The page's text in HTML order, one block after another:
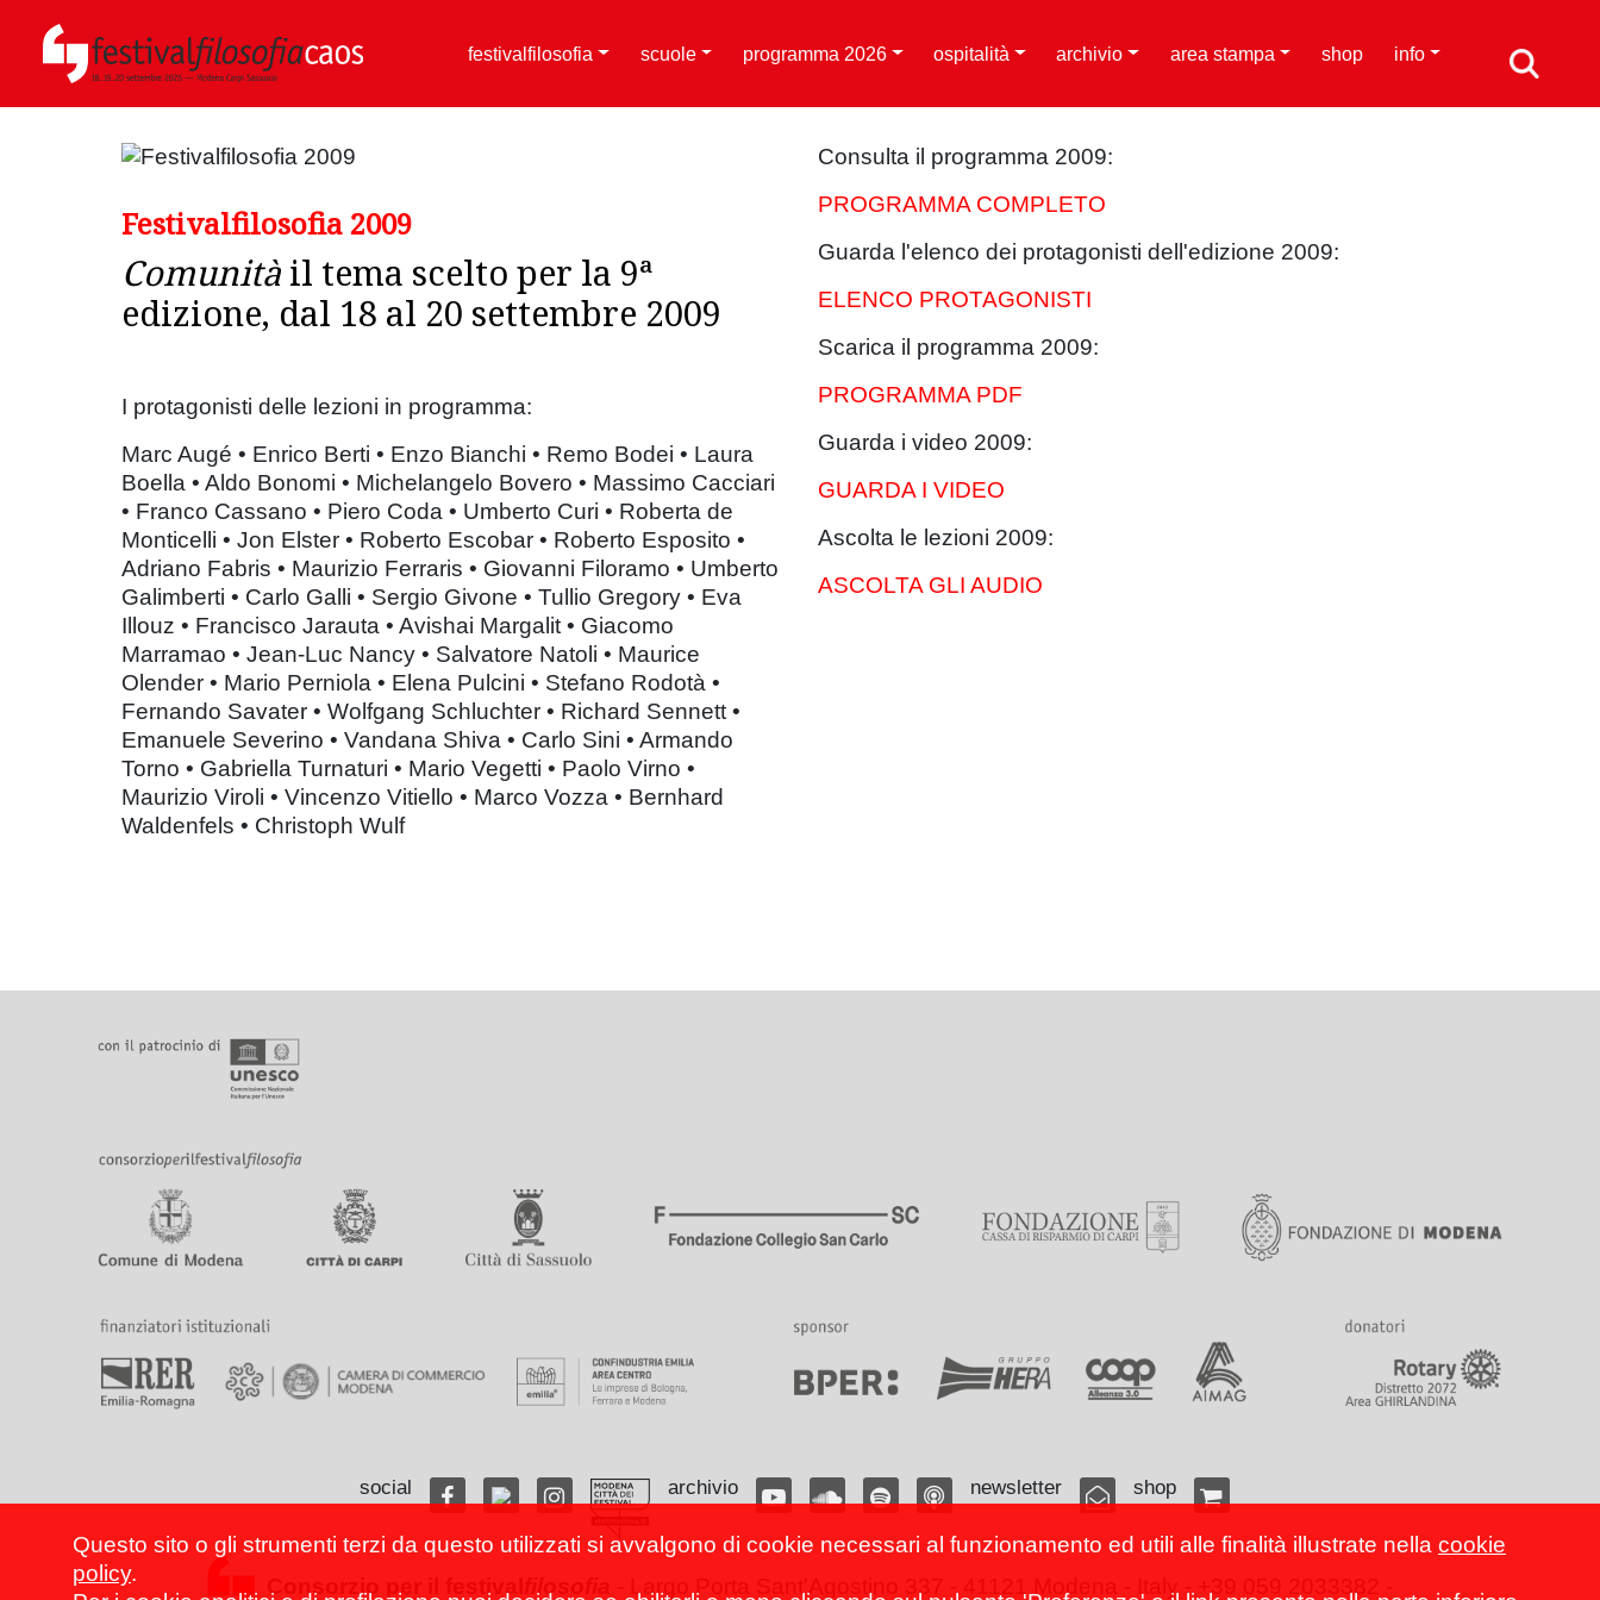
festivalfilosofia scuole programma 2026 ospitalità archivio area stampa shop info
Festivalfilosofia 2009
Comunità il tema scelto per la 9ª
edizione, dal 18 al 20 settembre 2009
I protagonisti delle lezioni in programma:
Marc Augé • Enrico Berti • Enzo Bianchi • Remo Bodei • Laura
Boella • Aldo Bonomi • Michelangelo Bovero • Massimo Cacciari
• Franco Cassano • Piero Coda • Umberto Curi • Roberta de
Monticelli • Jon Elster • Roberto Escobar • Roberto Esposito •
Adriano Fabris • Maurizio Ferraris • Giovanni Filoramo • Umberto
Galimberti • Carlo Galli • Sergio Givone • Tullio Gregory • Eva
Illouz • Francisco Jarauta • Avishai Margalit • Giacomo
Marramao • Jean-Luc Nancy • Salvatore Natoli • Maurice
Olender • Mario Perniola • Elena Pulcini • Stefano Rodotà •
Fernando Savater • Wolfgang Schluchter • Richard Sennett •
Emanuele Severino • Vandana Shiva • Carlo Sini • Armando
Torno • Gabriella Turnaturi • Mario Vegetti • Paolo Virno •
Maurizio Viroli • Vincenzo Vitiello • Marco Vozza • Bernhard
Waldenfels • Christoph Wulf
Consulta il programma 2009:
PROGRAMMA COMPLETO
Guarda l'elenco dei protagonisti dell'edizione 2009:
ELENCO PROTAGONISTI
Scarica il programma 2009:
PROGRAMMA PDF
Guarda i video 2009:
GUARDA I VIDEO
Ascolta le lezioni 2009:
ASCOLTA GLI AUDIO
social archivio newsletter shop
Questo sito o gli strumenti terzi da questo utilizzati si avvalgono di cookie necessari al funzionamento ed utili alle finalità illustrate nella cookie
policy.